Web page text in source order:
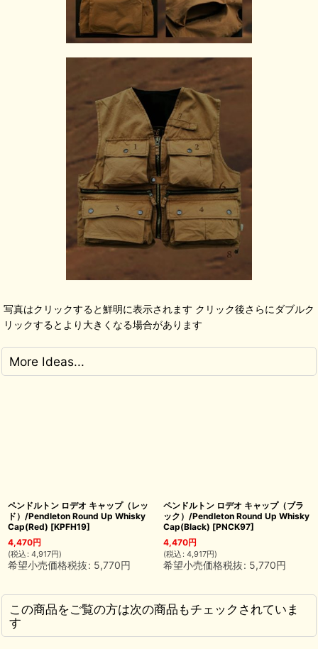
写真はクリックすると鮮明に表示されます クリック後さらにダブルク
リックするとより大きくなる場合があります
More Ideas...
ペンドルトン ロデオ キャップ（レッ
ド）/Pendleton Round Up Whisky
Cap(Red) [KPFH19]
4,470円
(税込 : 4,917円)
希望小売価格税抜: 5,770円
ペンドルトン ロデオ キャップ（ブラ
ック）/Pendleton Round Up Whisky
Cap(Black) [PNCK97]
4,470円
(税込 : 4,917円)
希望小売価格税抜: 5,770円
この商品をご覧の方は次の商品もチェックされていま
す